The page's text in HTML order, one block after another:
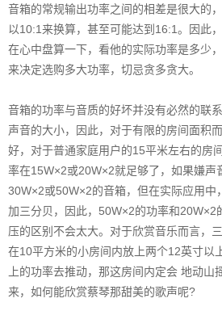
音箱的常规输出功率之间的相差是很大的
以10:1来换算，甚至可能达到16:1。因此
在心中盘算一下，看他的实际功率是多少
来决定选购多大功率，切忌贪多贪大。
音箱的功率与音质的好坏并没有必然的联
声音的大小，因此，对于有限的房间面积
好，对于普通家庭用户的15平米左右的房
率在15W×2或20W×2就足够了，如果嫌声
30W×2或50W×2的音箱，但在实际应用中
加三分贝，因此，50W×2的功率和20W×2
压的区别不会太大。对于欣赏音乐而言，
在10平方米的小房间内放上两个12英寸以
上的功率去推动，那这房间内定会 地动山
来，如何能欣赏蔡琴那甜美的歌声呢?